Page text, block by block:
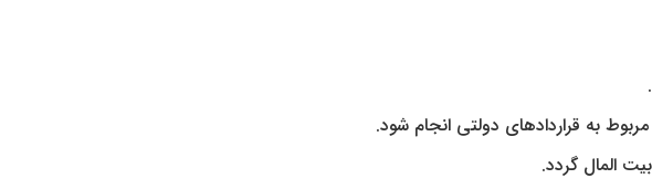
مربوط به قراردادهای دولتی انجام شود.
المال گردد.